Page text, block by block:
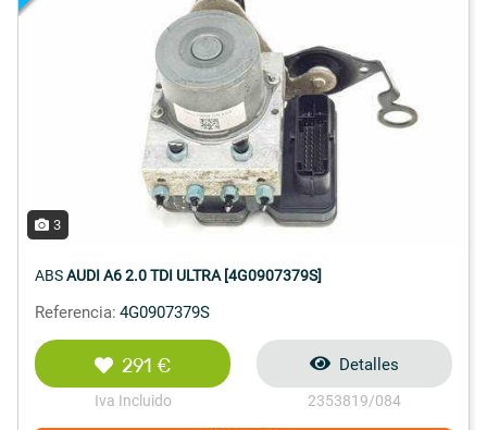
3
ABSAUDI A6 2.0 TDI ULTRA [4G0907379S]
Referencia: 4G0907379S
291 €
Iva Incluido
Detalles
2353819/084